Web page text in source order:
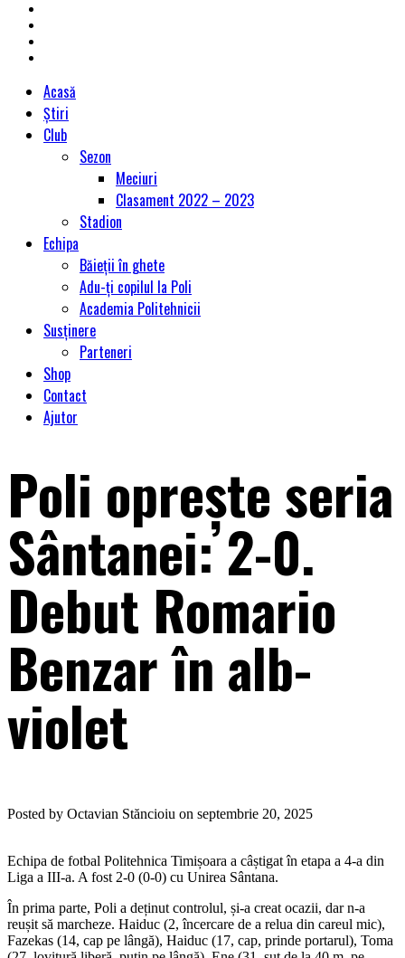
Acasă
Știri
Club
Sezon
Meciuri
Clasament 2022 – 2023
Stadion
Echipa
Băieții în ghete
Adu-ți copilul la Poli
Academia Politehnicii
Susținere
Parteneri
Shop
Contact
Ajutor
Poli oprește seria
Sântanei: 2-0.
Debut Romario
Benzar în alb-
violet
Posted by Octavian Stăncioiu on septembrie 20, 2025
Echipa de fotbal Politehnica Timișoara a câștigat în etapa a 4-a din
Liga a III-a. A fost 2-0 (0-0) cu Unirea Sântana.
În prima parte, Poli a deținut controlul, și-a creat ocazii, dar n-a
reușit să marcheze. Haiduc (2, încercare de a relua din careul mic),
Fazekas (14, cap pe lângă), Haiduc (17, cap, prinde portarul), Toma